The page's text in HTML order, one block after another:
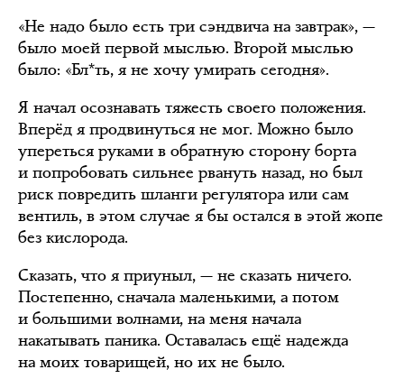
«Не надо было есть три сэндвича на завтрак», —
было моей первой мыслью. Второй мыслью
было: «Бл*ть, я не хочу умирать сегодня».
Я начал осознавать тяжесть своего положения.
Вперёд я продвинуться не мог. Можно было
упереться руками в обратную сторону борта
и попробовать сильнее рвануть назад, но был
риск повредить шланги регулятора или сам
вентиль, в этом случае я бы остался в этой жопе
без кислорода.
Сказать, что я приуныл, — не сказать ничего.
Постепенно, сначала маленькими, а потом
и большими волнами, на меня начала
накатывать паника. Оставалась ещё надежда
на моих товарищей, но их не было.